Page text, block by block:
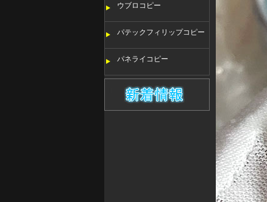
ウブロコピー
パテックフィリップコピー
パネライコピー